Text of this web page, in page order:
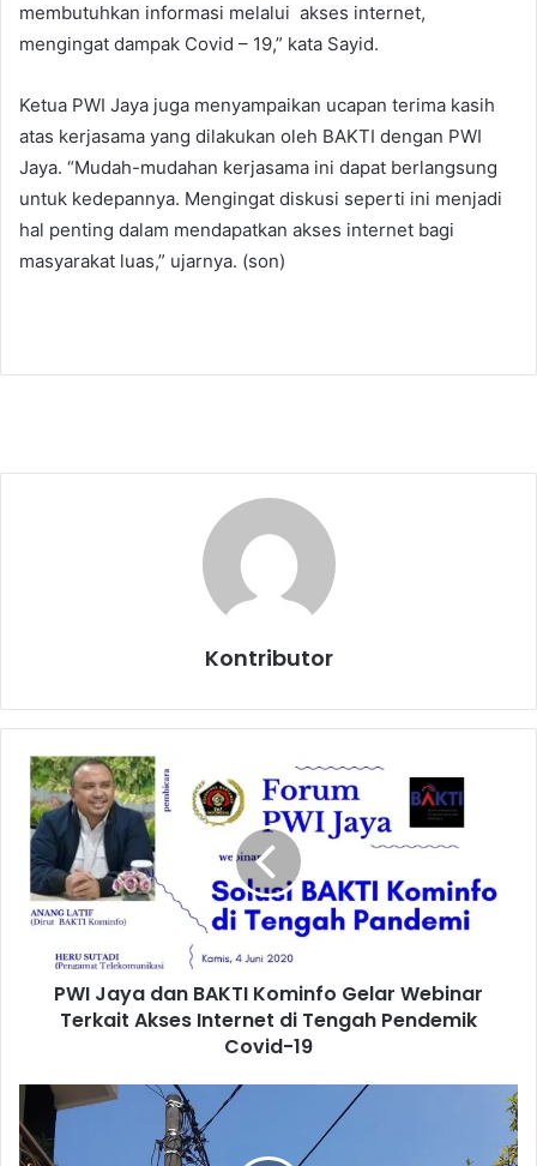
membutuhkan informasi melalui akses internet,
mengingat dampak Covid – 19,” kata Sayid.
Ketua PWI Jaya juga menyampaikan ucapan terima kasih
atas kerjasama yang dilakukan oleh BAKTI dengan PWI
Jaya. “Mudah-mudahan kerjasama ini dapat berlangsung
untuk kedepannya. Mengingat diskusi seperti ini menjadi
hal penting dalam mendapatkan akses internet bagi
masyarakat luas,” ujarnya. (son)
Kontributor
W
I
K
PWI Jaya dan BAKTI Kominfo Gelar Webinar
Terkait Akses Internet di Tengah Pendemik
Covid-19
P
e
r